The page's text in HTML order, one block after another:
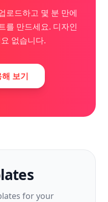
로드하고 몇 분 만에
를 만드세요. 디자인
없습니다.
보기
for your